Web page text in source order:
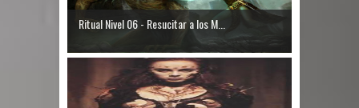
Ritual Nivel 06 - Resucitar a los M...